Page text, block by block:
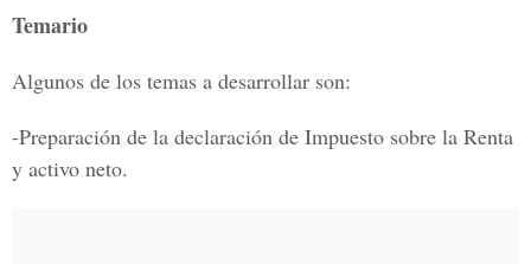
Temario
Algunos de los temas a desarrollar son:
-Preparación de la declaración de Impuesto sobre la Renta
y activo neto.